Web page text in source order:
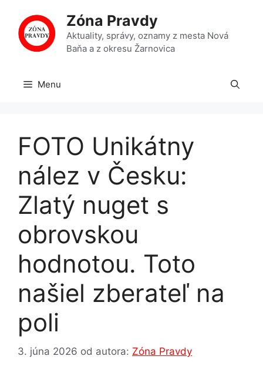
obsah
Zóna Pravdy
Aktuality, správy, oznamy z mesta Nová
Baňa a z okresu Žarnovica
Menu
FOTO Unikátny
nález v Česku:
Zlatý nuget s
obrovskou
hodnotou. Toto
našiel zberateľ na
poli
3. júna 2026 od autora: Zóna Pravdy